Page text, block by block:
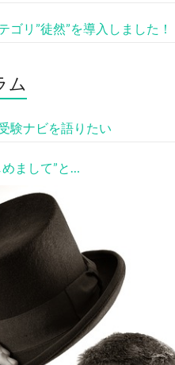
ゴリ”徒然”を導入しました！
ム
験ナビを語りたい
まして”と…